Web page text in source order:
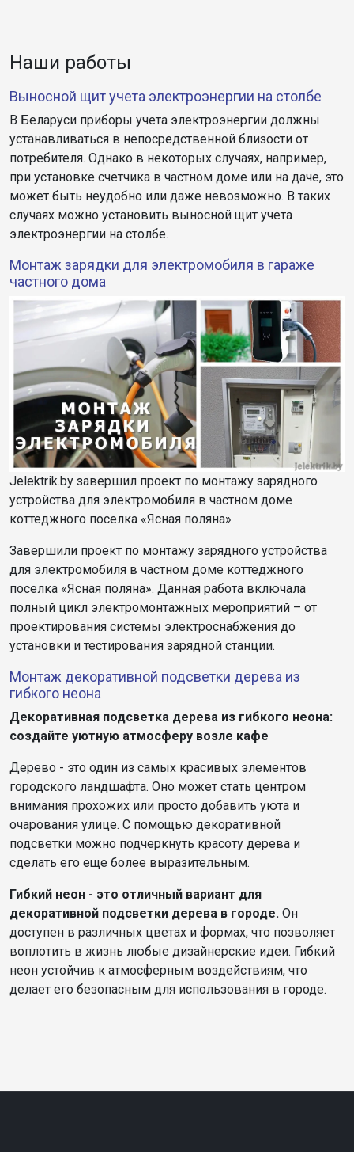
Наши работы
Выносной щит учета электроэнергии на столбе
В Беларуси приборы учета электроэнергии должны
устанавливаться в непосредственной близости от
потребителя. Однако в некоторых случаях, например,
при установке счетчика в частном доме или на даче, это
может быть неудобно или даже невозможно. В таких
случаях можно установить выносной щит учета
электроэнергии на столбе.
Монтаж зарядки для электромобиля в гараже
частного дома
Jelektrik.by завершил проект по монтажу зарядного
устройства для электромобиля в частном доме
коттеджного поселка «Ясная поляна»
Завершили проект по монтажу зарядного устройства
для электромобиля в частном доме коттеджного
поселка «Ясная поляна». Данная работа включала
полный цикл электромонтажных мероприятий – от
проектирования системы электроснабжения до
установки и тестирования зарядной станции.
Монтаж декоративной подсветки дерева из
гибкого неона
Декоративная подсветка дерева из гибкого неона:
создайте уютную атмосферу возле кафе
Дерево - это один из самых красивых элементов
городского ландшафта. Оно может стать центром
внимания прохожих или просто добавить уюта и
очарования улице. С помощью декоративной
подсветки можно подчеркнуть красоту дерева и
сделать его еще более выразительным.
Гибкий неон - это отличный вариант для
декоративной подсветки дерева в городе. Он
доступен в различных цветах и формах, что позволяет
воплотить в жизнь любые дизайнерские идеи. Гибкий
неон устойчив к атмосферным воздействиям, что
делает его безопасным для использования в городе.